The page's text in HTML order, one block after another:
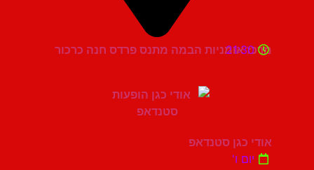
מרכז אומניות הבמה מתנס פרדס חנה כרכור
21:30
אודי כגן סטנדאפ
יום ו'